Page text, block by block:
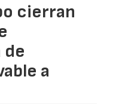
cierran
a